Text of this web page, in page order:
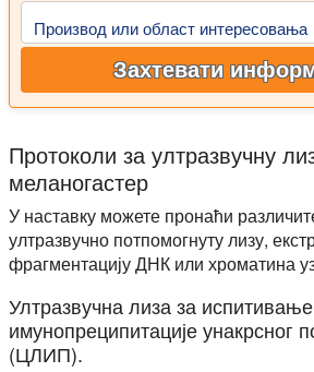
Производ или област интересовања
Захтевати
Протоколи за ултразвучну
меланогастер
У наставку можете пронаћи
ултразвучно потпомогнуту лизу,
фрагментацију ДНК или хроматина
Ултразвучна лиза за испитивање
имунопреципитације унакрсног
(ЦЛИП).